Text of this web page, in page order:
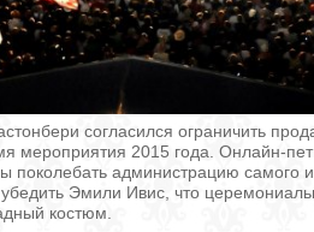
согласился ограничить
мероприятия 2015 года. Онлайн-
поколебать администрацию самого
Эмили Ивис, что
костюм.